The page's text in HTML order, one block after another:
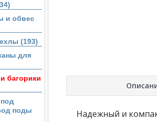
и обвес
(193)
для
багорики
поды
Надежный и